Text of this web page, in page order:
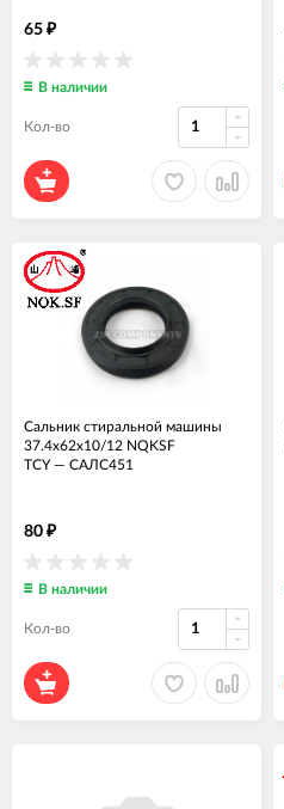
65 ₽
В наличии
Кол-во
Сальник стиральной машины
37.4x62x10/12 NQKSF
TCY — САЛС451
80 ₽
В наличии
Кол-во